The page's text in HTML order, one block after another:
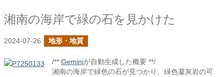
湘南の海岸で緑の石を見かけた
2024-07-26 地形・地質
/** Geminiが自動生成した概要 **/
湘南の海岸で緑色の石が見つかり、緑色凝灰岩の可